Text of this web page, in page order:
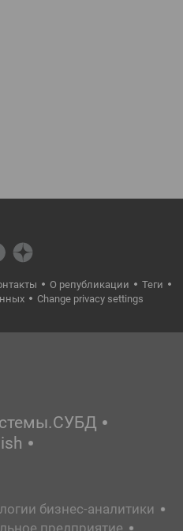
О републикации
Теги
Change privacy settings
бизнес-аналитики
предприятие